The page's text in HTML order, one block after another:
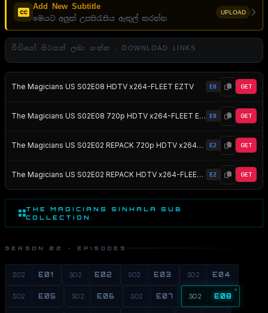
Add New Subtitle
මෙයට අලුත් උපසිරැසිය ඇතුල් කරන්න
UPLOAD
වීඩියෝ පිටපත් ලබා ගන්න . DOWNLOAD LINKS
The Magicians US S02E08 HDTV x264-FLEET EZTV E8 GET
The Magicians US S02E08 720p HDTV x264-FLEET EZTV E8 GET
The Magicians US S02E02 REPACK 720p HDTV x264-FLEET EZTV E2 GET
The Magicians US S02E02 REPACK HDTV x264-FLEET EZTV E2 GET
THE MAGICIANS SINHALA SUB
COLLECTION
SEASON 02 · EPISODES
S02 E01 S02 E02 S02 E03 S02 E04
S02 E05 S02 E06 S02 E07 S02 E08